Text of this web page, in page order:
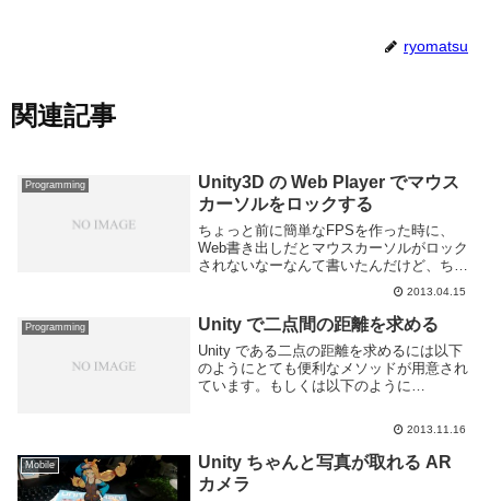
ryomatsu
関連記事
Programming
Unity3D の Web Player でマウス
カーソルをロックする
ちょっと前に簡単なFPSを作った時に、
Web書き出しだとマウスカーソルがロック
されないなーなんて書いたんだけど、ちゃ
んとロックさせる方法があったのでメモ。
Screen.lockCursorマウスカーソルを画面か
ら出...
2013.04.15
Programming Unity で二点間の距離を求める
Unity である二点の距離を求めるには以下
のようにとても便利なメソッドが用意され
ています。もしくは以下のように
らも対象の座標を2つ入れるだけです。簡
単ですね。どういった計算をしているのか
中...
2013.11.16
Mobile
Unity ちゃんと写真が取れる AR
カメラ